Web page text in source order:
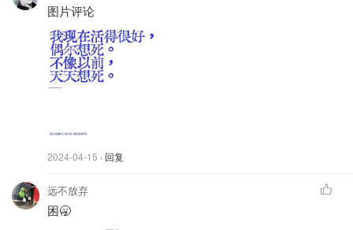
图片评论
2024-04-15 · 回复
远不放弃
困🥱